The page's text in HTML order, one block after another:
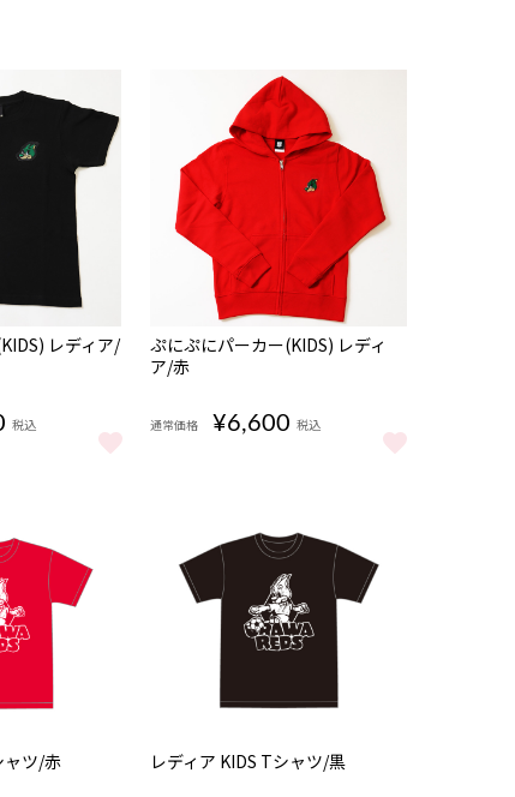
レディア/
税込
レディア/黒 をもっと見る
ぷにぷにパーカー(KIDS) レディ
ア/赤
通常価格 ¥6,600 税込
ぷにぷにパーカー(KIDS) レディア/赤 をもっと
ャツ/赤 レディア KIDS Tシャツ/黒